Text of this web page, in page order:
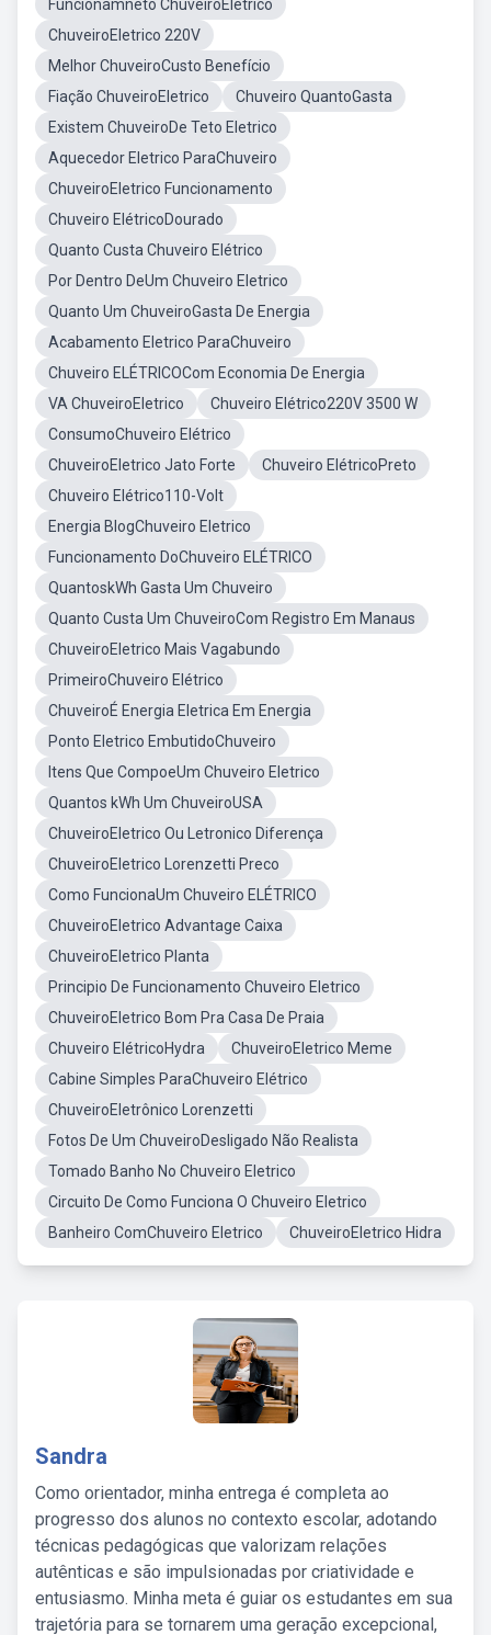
Funcionamneto ChuveiroEletrico
ChuveiroEletrico 220V
Melhor ChuveiroCusto Benefício
Fiação ChuveiroEletrico
Chuveiro QuantoGasta
Existem ChuveiroDe Teto Eletrico
Aquecedor Eletrico ParaChuveiro
ChuveiroEletrico Funcionamento
Chuveiro ElétricoDourado
Quanto Custa Chuveiro Elétrico
Por Dentro DeUm Chuveiro Eletrico
Quanto Um ChuveiroGasta De Energia
Acabamento Eletrico ParaChuveiro
Chuveiro ELÉTRICOCom Economia De Energia
VA ChuveiroEletrico
Chuveiro Elétrico220V 3500 W
ConsumoChuveiro Elétrico
ChuveiroEletrico Jato Forte
Chuveiro ElétricoPreto
Chuveiro Elétrico110-Volt
Energia BlogChuveiro Eletrico
Funcionamento DoChuveiro ELÉTRICO
QuantoskWh Gasta Um Chuveiro
Quanto Custa Um ChuveiroCom Registro Em Manaus
ChuveiroEletrico Mais Vagabundo
PrimeiroChuveiro Elétrico
ChuveiroÉ Energia Eletrica Em Energia
Ponto Eletrico EmbutidoChuveiro
Itens Que CompoeUm Chuveiro Eletrico
Quantos kWh Um ChuveiroUSA
ChuveiroEletrico Ou Letronico Diferença
ChuveiroEletrico Lorenzetti Preco
Como FuncionaUm Chuveiro ELÉTRICO
ChuveiroEletrico Advantage Caixa
ChuveiroEletrico Planta
Principio De Funcionamento Chuveiro Eletrico
ChuveiroEletrico Bom Pra Casa De Praia
Chuveiro ElétricoHydra
ChuveiroEletrico Meme
Cabine Simples ParaChuveiro Elétrico
ChuveiroEletrônico Lorenzetti
Fotos De Um ChuveiroDesligado Não Realista
Tomado Banho No Chuveiro Eletrico
Circuito De Como Funciona O Chuveiro Eletrico
Banheiro ComChuveiro Eletrico
ChuveiroEletrico Hidra
Sandra
Como orientador, minha entrega é completa ao
progresso dos alunos no contexto escolar, adotando
técnicas pedagógicas que valorizam relações
autênticas e são impulsionadas por criatividade e
entusiasmo. Minha meta é guiar os estudantes em sua
trajetória para se tornarem uma geração excepcional,